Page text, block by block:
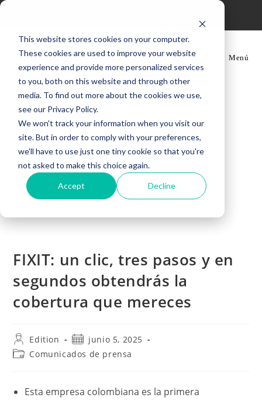
This website stores cookies on your computer.
These cookies are used to improve your website
experience and provide more personalized services
to you, both on this website and through other
media. To find out more about the cookies we use,
see our Privacy Policy.
We won't track your information when you visit our
site. But in order to comply with your preferences,
we'll have to use just one tiny cookie so that you're
not asked to make this choice again.
Accept Decline
Ir
contenido
Menú
FIXIT: un clic, tres pasos y en
segundos obtendrás la
cobertura que mereces
Autor
de
la
Edition
Publicación
de
la
junio 5, 2025
Categoría
entrada:
Comunicados de prensa
Esta empresa colombiana es la primera